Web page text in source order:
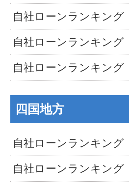
自社ローンランキング
自社ローンランキング
自社ローンランキング
四国地方
自社ローンランキング
自社ローンランキング